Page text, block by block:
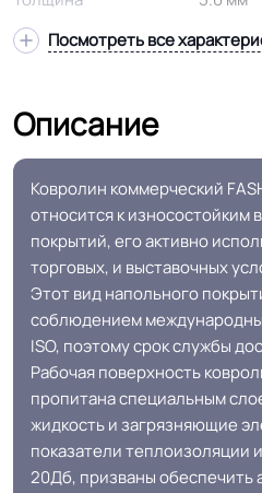
Состав ворса
Тип ворса
Допуск изменения
толщин
+-10%
Класс горючести КМ5
Основа Резина
Область применения
Посмотреть все
Описание
Ковролин коммерческий
относится к износостойким
покрытий, его активно
торговых, и выставочных
Этот вид напольного
соблюдением
ISO, поэтому срок службы
Рабочая поверхность
пропитана специальным
жидкость и загрязняющие
показатели теплоизоляции
20Дб, призваны обеспечить